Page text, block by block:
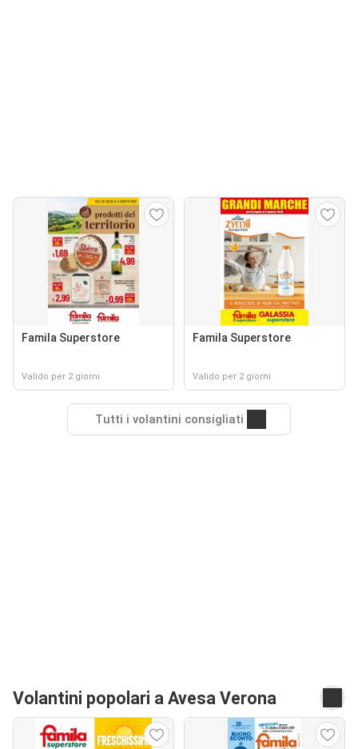
Famila Superstore
Valido per 2 giorni
Famila Superstore
Valido per 2 giorni
Tutti i volantini consigliati
Volantini popolari a Avesa Verona